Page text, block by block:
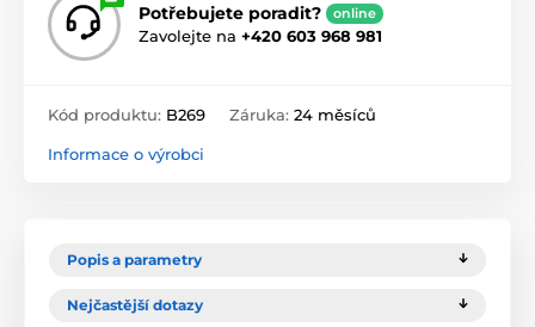
Potřebujete poradit? online
Zavolejte na +420 603 968 981
Kód produktu: B269 Záruka: 24 měsíců
Informace o výrobci
Popis a parametry
Nejčastější dotazy